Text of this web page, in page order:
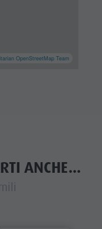
OpenStreetMap Team
ANCHE...